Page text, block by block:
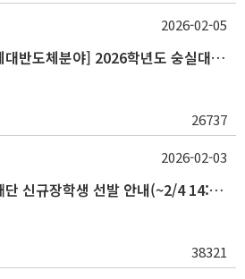
[혁신융합대학사업 차세대반도체분야] 2026학년도 숭실대학교 1학기 교류 수학 안내
26737
2026-02-05
2026학년도 유당장학재단 신규장학생 선발 안내(~2/4 14:00)
38321
2026-02-03